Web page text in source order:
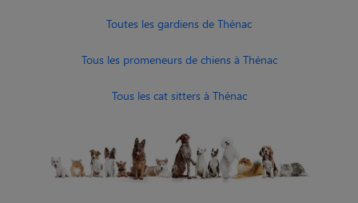
Toutes les gardiens de Thénac
Tous les promeneurs de chiens à Thénac
Tous les cat sitters à Thénac